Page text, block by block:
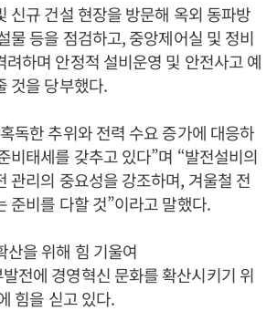
신규 건설 현장을 방문해 옥외 동파방
물 등을 점검하고, 중앙제어실 및 정비
려하며 안정적 설비운영 및 안전사고 예
것을 당부했다.
독한 추위와 전력 수요 증가에 대응하
비태세를 갖추고 있다”며 “발전설비의
관리의 중요성을 강조하며, 겨울철 전
준비를 다할 것”이라고 말했다.
을 위해 힘 기울여
전에 경영혁신 문화를 확산시키기 위
힘을 싣고 있다.